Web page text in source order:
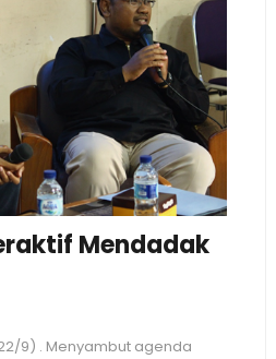
Mendadak
9) . Menyambut agenda